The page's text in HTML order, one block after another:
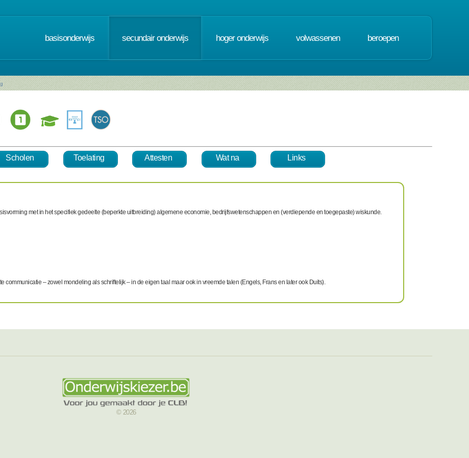
basisonderwijs secundair onderwijs hoger onderwijs volwassenen beroepen
Scholen Toelating Attesten Wat na Links
met in het specifiek gedeelte (beperkte uitbreiding) algemene economie, bedrijfswetenschappen en (verdiepende en toegepaste) wiskunde.
communicatie – zowel mondeling als schriftelijk – in de eigen taal maar ook in vreemde talen (Engels, Frans en later ook Duits).
© 2026